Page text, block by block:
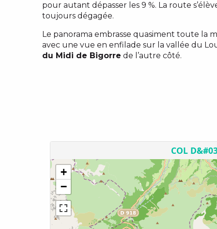
pour autant dépasser les 9 %. La route
toujours dégagée.
Le panorama embrasse quasiment toute la
avec une vue en enfilade sur la vallée du
du Midi de Bigorre de l’autre côté.